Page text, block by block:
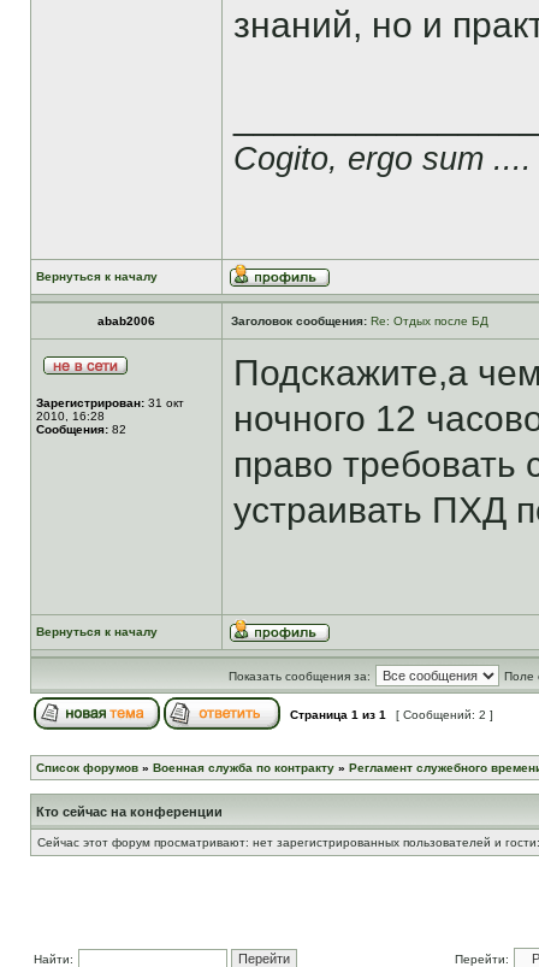
знаний, но и
Cogito, ergo sum ....
Вернуться к началу
abab2006 Заголовок сообщения: Re: Отдых после БД
Зарегистрирован: 31 окт
2010, 16:28
Сообщения: 82
Подскажите,а
ночного 12
право требовать
устраивать ПХД
Вернуться к началу
Показать сообщения за: Поле
Страница 1 из 1 [ Сообщений: 2 ]
Список форумов » Военная служба по контракту » Регламент служебного
Кто сейчас на конференции
Сейчас этот форум просматривают: нет зарегистрированных пользователей и
Найти: Перейти: